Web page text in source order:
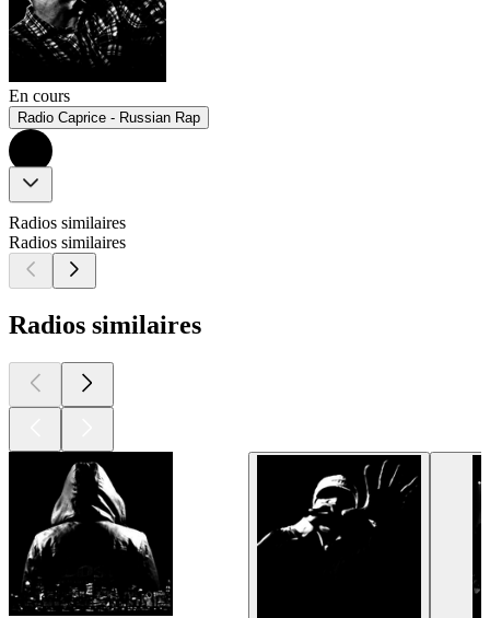
En cours
Radio Caprice - Russian Rap
Radios similaires
Radios similaires
Radios similaires